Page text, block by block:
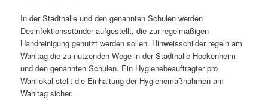
In der Stadthalle und den genannten Schulen werden
Desinfektionsständer aufgestellt, die zur regelmäßigen
Handreinigung genutzt werden sollen. Hinweisschilder regeln am
Wahltag die zu nutzenden Wege in der Stadthalle Hockenheim
und den genannten Schulen. Ein Hygienebeauftragter pro
Wahllokal stellt die Einhaltung der Hygienemaßnahmen am
Wahltag sicher.